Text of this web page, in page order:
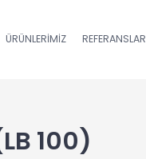
ÜRÜNLERIMIZ REFERANSLAR
100)